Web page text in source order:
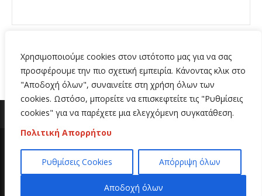
Χρησιμοποιούμε cookies στον ιστότοπο μας για να σας
προσφέρουμε την πιο σχετική εμπειρία. Κάνοντας κλικ στο
"Αποδοχή όλων", συναινείτε στη χρήση όλων των
cookies. Ωστόσο, μπορείτε να επισκεφτείτε τις "Ρυθμίσεις
cookies" για να παρέχετε μια ελεγχόμενη συγκατάθεση.
Πολιτική Απορρήτου
Ρυθμίσεις Cookies Απόρριψη όλων
Αποδοχή όλων
Copyright 2020 | All Rights Reserved | Κατασκευή
ιστοσελίδων
Hi Web